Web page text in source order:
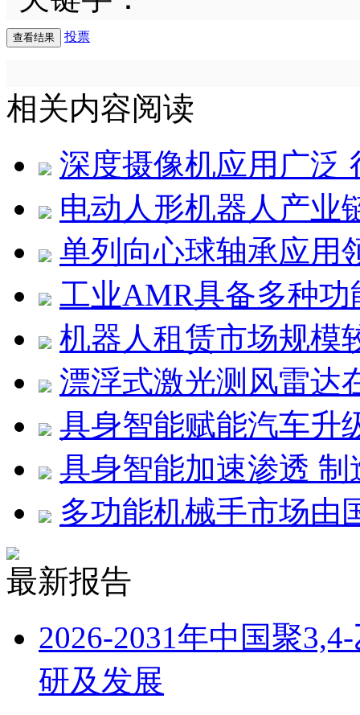
投票
相关内容阅读
深度摄像机应用广泛
电动人形机器人产业
单列向心球轴承应用
工业AMR具备多种
机器人租赁市场规模
漂浮式激光测风雷达
具身智能赋能汽车升
具身智能加速渗透
多功能机械手市场由
最新报告
2026-2031年中国聚
研及发展